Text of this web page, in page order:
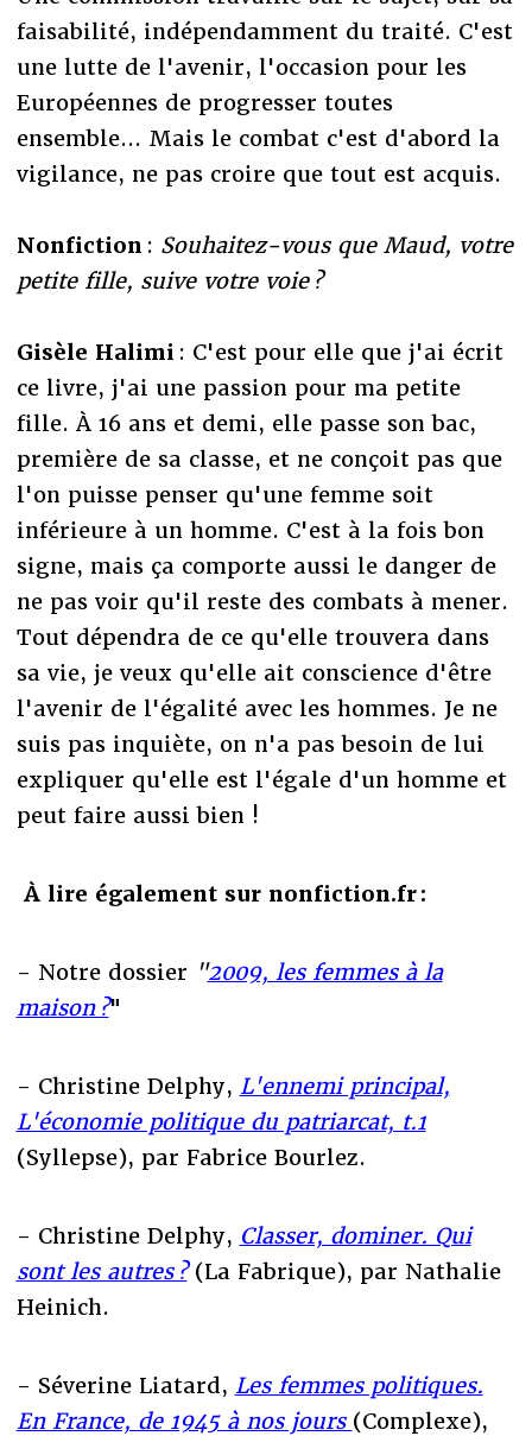
faisabilité, indépendamment du traité. C'est
une lutte de l'avenir, l'occasion pour les
Européennes de progresser toutes
ensemble... Mais le combat c'est d'abord la
vigilance, ne pas croire que tout est acquis.
Nonfiction : Souhaitez-vous que Maud, votre
petite fille, suive votre voie ?
Gisèle Halimi : C'est pour elle que j'ai écrit
ce livre, j'ai une passion pour ma petite
fille. À 16 ans et demi, elle passe son bac,
première de sa classe, et ne conçoit pas que
l'on puisse penser qu'une femme soit
inférieure à un homme. C'est à la fois bon
signe, mais ça comporte aussi le danger de
ne pas voir qu'il reste des combats à mener.
Tout dépendra de ce qu'elle trouvera dans
sa vie, je veux qu'elle ait conscience d'être
l'avenir de l'égalité avec les hommes. Je ne
suis pas inquiète, on n'a pas besoin de lui
expliquer qu'elle est l'égale d'un homme et
peut faire aussi bien !
À lire également sur nonfiction.fr :
- Notre dossier "2009, les femmes à la
maison ?"
- Christine Delphy, L'ennemi principal,
L'économie politique du patriarcat, t.1
(Syllepse), par Fabrice Bourlez.
- Christine Delphy, Classer, dominer. Qui
sont les autres ?(La Fabrique), par Nathalie
Heinich.
- Séverine Liatard, Les femmes politiques.
En France, de 1945 à nos jours (Complexe),